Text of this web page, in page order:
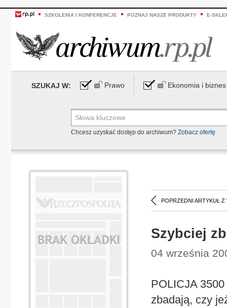
SZKOLENIA I KONFERENCJE POZNAJ NASZE PRODUKTY E-
SZUKAJ W: Prawo Ekonomia i biznes
Chcesz uzyskać dostęp do archiwum? Zobacz ofertę
POPRZEDNI ARTYKUŁ Z
Szybciej
04 września
POLICJA
zbadają, czy